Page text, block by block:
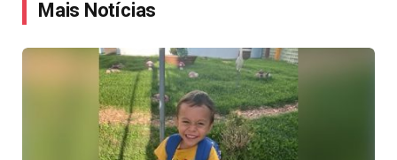
Mais Notícias